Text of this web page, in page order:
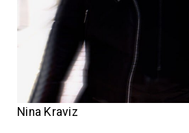
Nina Kraviz